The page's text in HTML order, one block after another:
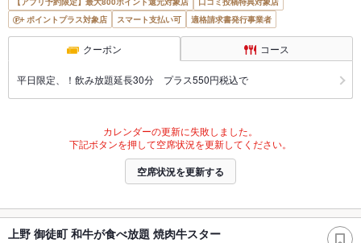
ポイントプラス対象店
スマート支払い可 適格請求書発行事業者
クーポン コース
平日限定、！飲み放題延長30分 プラス550円税込で
カレンダーの更新に失敗しました。
下記ボタンを押して空席状況を更新してください。
空席状況を更新する
上野 御徒町 和牛が食べ放題 焼肉牛スター